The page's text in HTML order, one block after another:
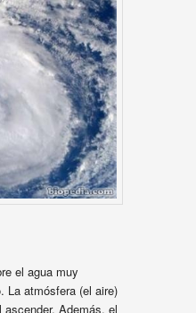
el agua muy
La atmósfera (el aire)
Además, el